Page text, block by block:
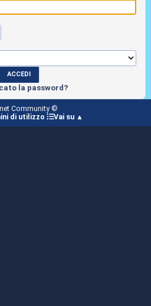
la password?
Community ©
di utilizzo Vai su ▲